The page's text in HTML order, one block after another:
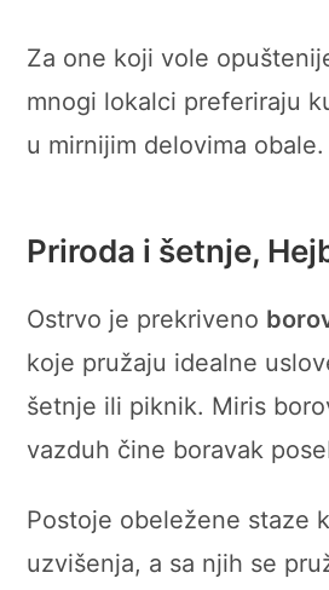
Za one koji vole
mnogi lokalci preferiraju
u mirnijim delovima obale.
Priroda i šetnje,
Ostrvo je prekriveno
koje pružaju idealne
šetnje ili piknik. Miris
vazduh čine boravak
Postoje obeležene staze
uzvišenja, a sa njih se